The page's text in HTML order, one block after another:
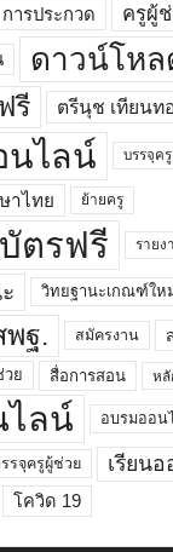
การประกวด ครูผู้
ดาวน์โหล
รี ตรีนุช เทียนท
นไลน์ บรรจุครู
าไทย ย้ายครู
ตรฟรี รายง
วิทยฐานะเกณฑ์ให
พฐ. สมัครงาน
ย สื่อการสอน หลั
ไลน์ อบรมออน
รรจุครูผู้ช่วย เรียน
โควิด 19